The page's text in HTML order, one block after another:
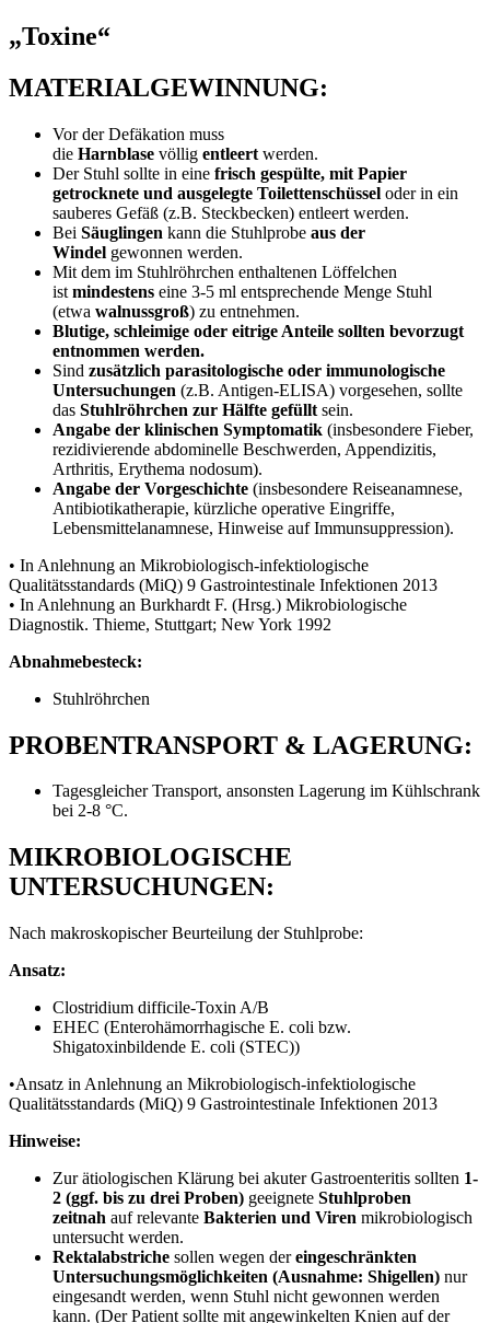
„Toxine“
MATERIALGEWINNUNG:
Vor der Defäkation muss
die Harnblase völlig entleert werden.
Der Stuhl sollte in eine frisch gespülte, mit Papier
getrocknete und ausgelegte Toilettenschüssel oder in ein
sauberes Gefäß (z.B. Steckbecken) entleert werden.
Bei Säuglingen kann die Stuhlprobe aus der
Windel gewonnen werden.
Mit dem im Stuhlröhrchen enthaltenen Löffelchen
ist mindestens eine 3-5 ml entsprechende Menge Stuhl
(etwa walnussgroß) zu entnehmen.
Blutige, schleimige oder eitrige Anteile sollten bevorzugt
entnommen werden.
Sind zusätzlich parasitologische oder immunologische
Untersuchungen (z.B. Antigen-ELISA) vorgesehen, sollte
das Stuhlröhrchen zur Hälfte gefüllt sein.
Angabe der klinischen Symptomatik (insbesondere Fieber,
rezidivierende abdominelle Beschwerden, Appendizitis,
Arthritis, Erythema nodosum).
Angabe der Vorgeschichte (insbesondere Reiseanamnese,
Antibiotikatherapie, kürzliche operative Eingriffe,
Lebensmittelanamnese, Hinweise auf Immunsuppression).
• In Anlehnung an Mikrobiologisch-infektiologische
Qualitätsstandards (MiQ) 9 Gastrointestinale Infektionen 2013
• In Anlehnung an Burkhardt F. (Hrsg.) Mikrobiologische
Diagnostik. Thieme, Stuttgart; New York 1992
Abnahmebesteck:
Stuhlröhrchen
PROBENTRANSPORT & LAGERUNG:
Tagesgleicher Transport, ansonsten Lagerung im Kühlschrank
bei 2‐8 °C.
MIKROBIOLOGISCHE
UNTERSUCHUNGEN:
Nach makroskopischer Beurteilung der Stuhlprobe:
Ansatz:
Clostridium difficile-Toxin A/B
EHEC (Enterohämorrhagische E. coli bzw.
Shigatoxinbildende E. coli (STEC))
•Ansatz in Anlehnung an Mikrobiologisch-infektiologische
Qualitätsstandards (MiQ) 9 Gastrointestinale Infektionen 2013
Hinweise:
Zur ätiologischen Klärung bei akuter Gastroenteritis sollten 1-
2 (ggf. bis zu drei Proben) geeignete Stuhlproben
zeitnah auf relevante Bakterien und Viren mikrobiologisch
untersucht werden.
Rektalabstriche sollen wegen dereingeschränkten
Untersuchungsmöglichkeiten (Ausnahme: Shigellen) nur
eingesandt werden, wenn Stuhl nicht gewonnen werden
kann. (Der Patient sollte mit angewinkelten Knien auf der